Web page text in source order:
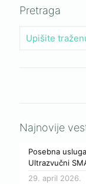
Pretraga
Najnovije
Posebna
Ultrazvučni
29. april 2026.